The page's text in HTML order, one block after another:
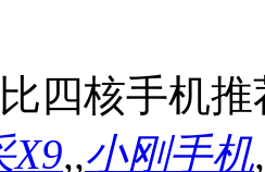
四核手机推
X9,,小刚手机,